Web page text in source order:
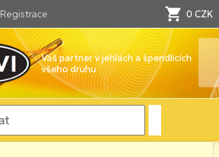
Registrace 0 CZK
Váš partner v jehlách a špendlících
všeho druhu